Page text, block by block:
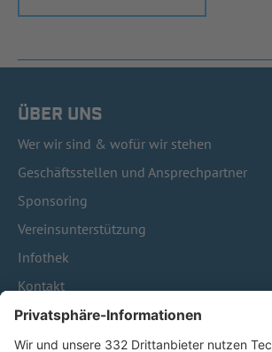
ÜBER UNS
Wer wir sind & wofür wir stehen
Geschäftsstellen und Ansprechpartner
Sponsoring
Vereinsunterstützung
Infothek
Kontakt
HÄUFIG BESUCHTE SEITEN